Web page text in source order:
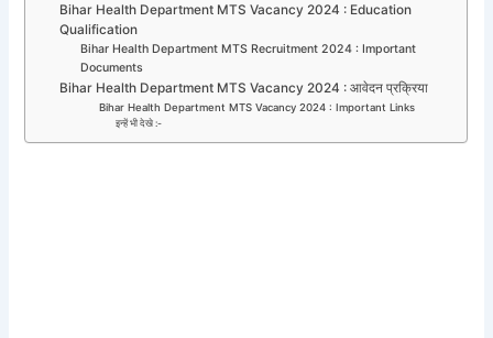
Bihar Health Department MTS Vacancy 2024 : Education
Qualification
Bihar Health Department MTS Recruitment 2024 : Important
Documents
Bihar Health Department MTS Vacancy 2024 : आवेदन प्रक्रिया
Bihar Health Department MTS Vacancy 2024 : Important Links
इन्हें भी देखे :-